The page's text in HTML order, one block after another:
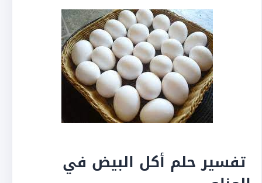
تفسير حلم أكل البيض في